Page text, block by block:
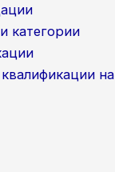
категории
на